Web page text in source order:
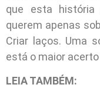
que esta história
querem apenas
Criar laços. Uma
está o maior
LEIA TAMBÉM: